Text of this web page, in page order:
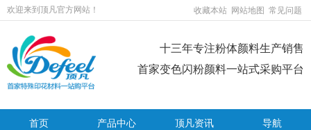
欢迎来到顶凡官方网站！ 收藏本站 网站地图 常见问题
十三年专注粉体颜料生产销售
首家变色闪粉颜料一站式采购平台
首页 产品中心 顶凡资讯 导航